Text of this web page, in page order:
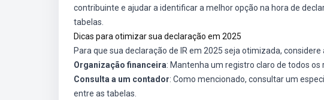
contribuinte e ajudar a identificar a melhor opção na hora de
tabelas.
Dicas para otimizar sua declaração em 2025
Para que sua declaração de IR em 2025 seja otimizada, considere
Organização financeira: Mantenha um registro claro de todos os
Consulta a um contador: Como mencionado, consultar um
entre as tabelas.